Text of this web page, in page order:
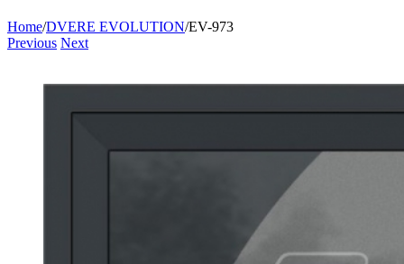
Home/DVERE EVOLUTION/EV-973
Previous Next
Zobraziť